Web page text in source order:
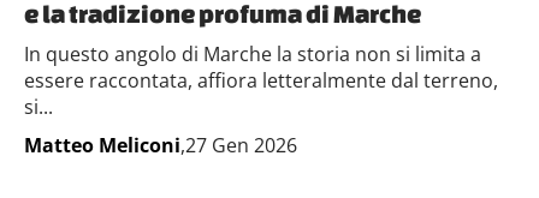
e la tradizione profuma di Marche
In questo angolo di Marche la storia non si limita a
essere raccontata, affiora letteralmente dal terreno,
si...
Matteo Meliconi,27 Gen 2026